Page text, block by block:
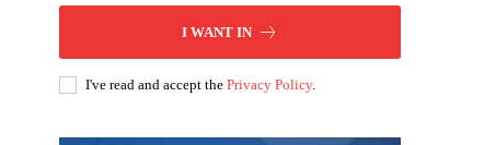
I WANT IN
I've read and accept thePrivacy Policy.